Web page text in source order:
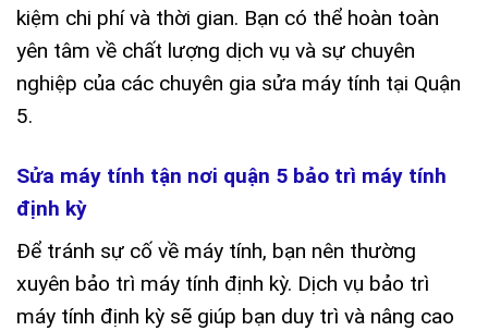
kiệm chi phí và thời gian. Bạn có thể hoàn toàn
yên tâm về chất lượng dịch vụ và sự chuyên
nghiệp của các chuyên gia sửa máy tính tại Quận
5.
Sửa máy tính tận nơi quận 5 bảo trì máy tính
định kỳ
Để tránh sự cố về máy tính, bạn nên thường
xuyên bảo trì máy tính định kỳ. Dịch vụ bảo trì
máy tính định kỳ sẽ giúp bạn duy trì và nâng cao